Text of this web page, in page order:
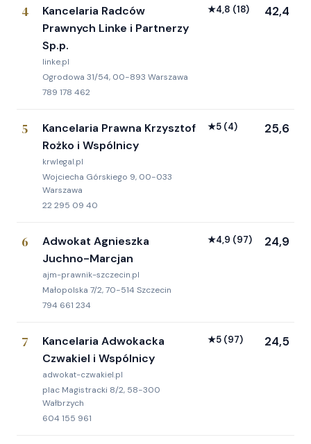
4
Kancelaria Radców
Prawnych Linke i Partnerzy
Sp.p.
linke.pl
Ogrodowa 31/54, 00-893 Warszawa
789 178 462
★4,8 (18) 42,4
5
Kancelaria Prawna Krzysztof
Rożko i Wspólnicy
krwlegal.pl
Wojciecha Górskiego 9, 00-033
Warszawa
22 295 09 40
★5 (4) 25,6
6
Adwokat Agnieszka
Juchno-Marcjan
ajm-prawnik-szczecin.pl
Małopolska 7/2, 70-514 Szczecin
794 661 234
★4,9 (97) 24,9
7
Kancelaria Adwokacka
Czwakiel i Wspólnicy
adwokat-czwakiel.pl
plac Magistracki 8/2, 58-300
Wałbrzych
604 155 961
★5 (97) 24,5